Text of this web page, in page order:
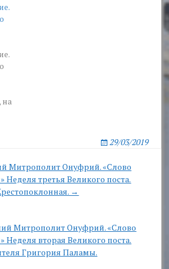
на
29/03/2019
Митрополит Онуфрий. «Слово
Неделя третья Великого поста.
→
Митрополит Онуфрий. «Слово
Неделя вторая Великого поста.
Григория Паламы.